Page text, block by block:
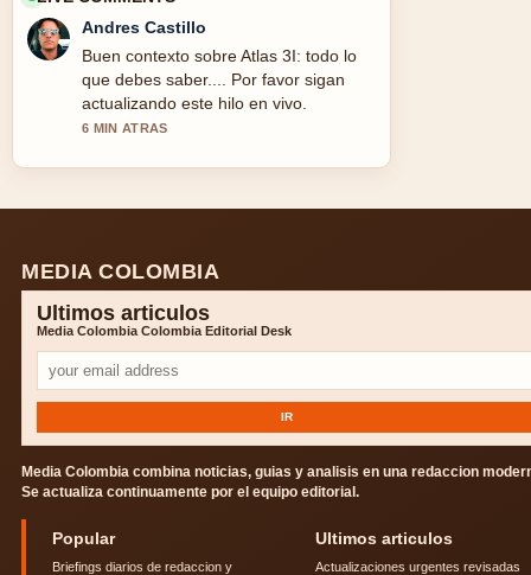
Andres Castillo
Buen contexto sobre Atlas 3I: todo lo
que debes saber.... Por favor sigan
actualizando este hilo en vivo.
6 MIN ATRAS
MEDIA COLOMBIA
Ultimos articulos
Media Colombia Colombia Editorial Desk
IR
Media Colombia combina noticias, guias y analisis en una redaccion
Se actualiza continuamente por el equipo editorial.
Popular
Briefings diarios de redaccion y
Ultimos articulos
Actualizaciones urgentes revisadas